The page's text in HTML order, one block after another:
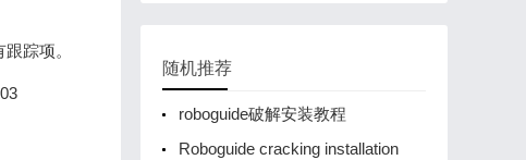
踪项。
随机推荐
roboguide破解安装教程
Roboguide cracking installation